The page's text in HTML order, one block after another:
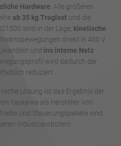
Hardware . Alle größeren
ab 35 kg Traglast und die
sind in der Lage, kinetische
direkt in 400 V
und ins interne Netz
wird dadurch der
reduziert.
Lösung ist das Ergebnis der
Yaskawa als Hersteller von
und Steuerungspakete sind
Industrierobotern